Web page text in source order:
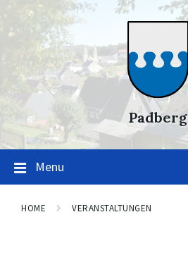
Skip
content
Skip
main
navigation
Skip
footer
Padberg
Menu
HOME VERANSTALTUNGEN